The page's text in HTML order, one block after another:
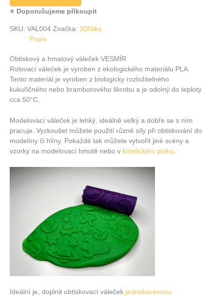
⭐ Doporučujeme přikoupit
SKU: VAL004 Značka: 3DNika
Popis
Obtiskový a hmatový váleček VESMÍR
Rolovací váleček je vyroben z ekologického materiálu PLA.
Tento materiál je vyroben z biologicky rozložitelného
kukuřičného nebo bramborového škrobu a je odolný do teploty
cca 50°C.
Modelovací váleček je lehký, ideálně velký a dobře se s ním
pracuje. Vyzkoušet můžete použití různé síly při obtiskování do
modelíny či hlíny. Pokaždé tak můžete vytvořit jiné scény a
vzorky na modelovací hmotě nebo v kinetickém písku.
Ideální je, doplnit obtiskovací váleček jednobarevnou